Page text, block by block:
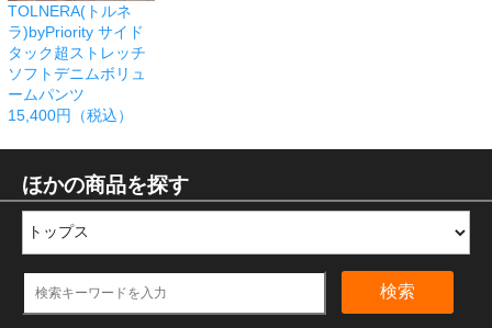
TOLNERA(トルネ
ラ)byPriority サイド
タック超ストレッチ
ソフトデニムボリュ
ームパンツ
15,400円（税込）
ほかの商品を探す
検索